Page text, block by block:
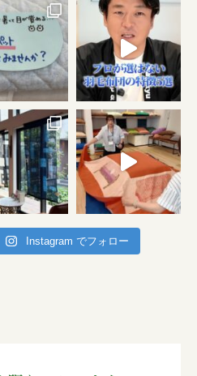
Instagram でフォロー